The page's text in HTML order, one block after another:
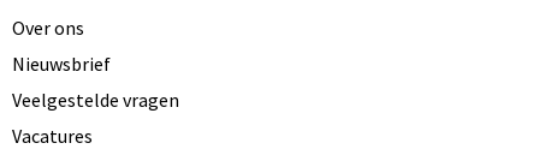
Over ons
Nieuwsbrief
Veelgestelde vragen
Vacatures